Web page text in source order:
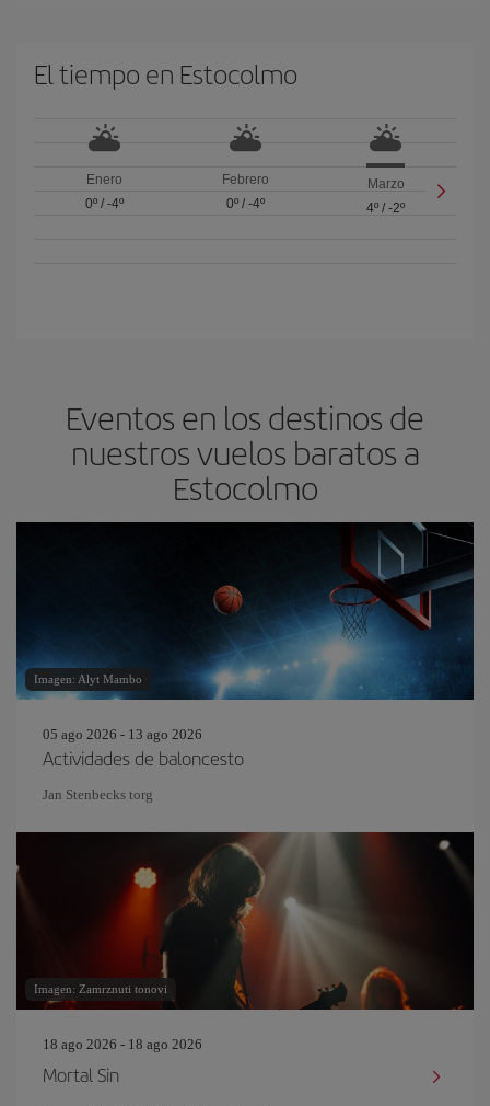
El tiempo en Estocolmo
Enero
0º/ -4º
Febrero
0º/ -4º
Marzo
4º /-2º
Eventos en los destinos de
nuestros vuelos baratos a
Estocolmo
Imagen: Alyt Mambo
05 ago 2026 - 13 ago 2026
Actividades de baloncesto
Jan Stenbecks torg
Imagen: Zamrznuti tonovi
18 ago 2026 - 18 ago 2026
Mortal Sin